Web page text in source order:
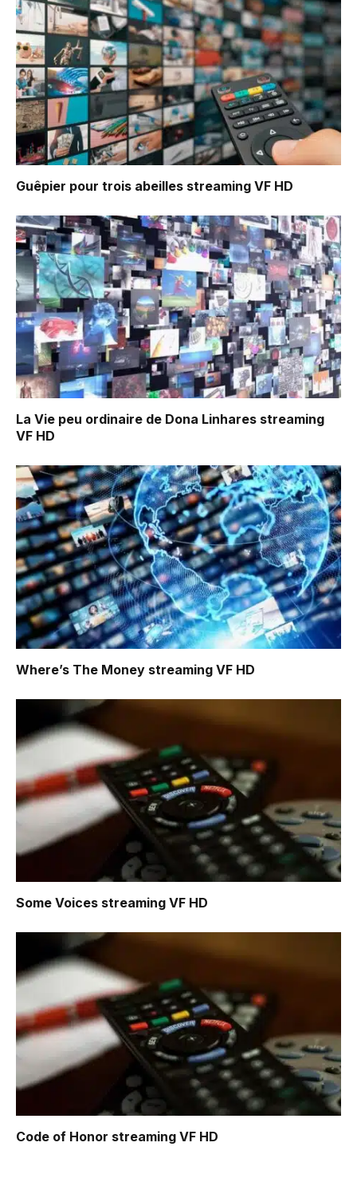
Guêpier pour trois abeilles streaming VF HD
La Vie peu ordinaire de Dona Linhares streaming
VF HD
Where’s The Money streaming VF HD
Some Voices streaming VF HD
Code of Honor streaming VF HD